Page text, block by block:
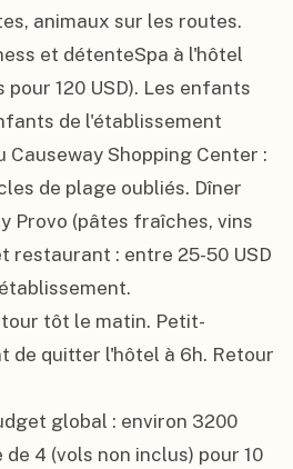
animaux sur les routes.
et détenteSpa à l'hôtel
120 USD). Les enfants
de l'établissement
Causeway Shopping Center :
de plage oubliés. Dîner
Provo (pâtes fraîches, vins
restaurant : entre 25-50 USD
tôt le matin. Petit-
de quitter l'hôtel à 6h. Retour
global : environ 3200
4 (vols non inclus) pour 10